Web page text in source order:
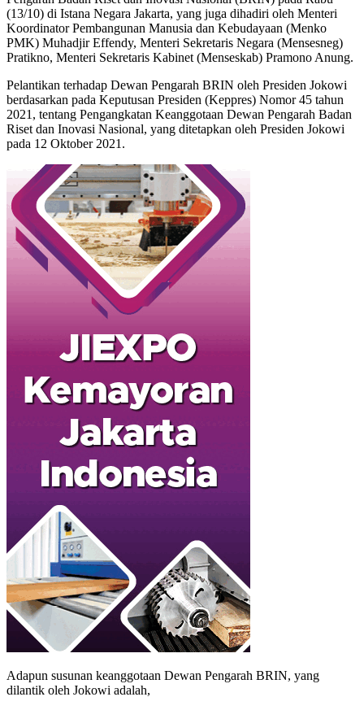
(13/10) di Istana Negara Jakarta, yang juga dihadiri oleh Menteri
Koordinator Pembangunan Manusia dan Kebudayaan (Menko
PMK) Muhadjir Effendy, Menteri Sekretaris Negara (Mensesneg)
Pratikno, Menteri Sekretaris Kabinet (Menseskab) Pramono Anung.
Pelantikan terhadap Dewan Pengarah BRIN oleh Presiden Jokowi
berdasarkan pada Keputusan Presiden (Keppres) Nomor 45 tahun
2021, tentang Pengangkatan Keanggotaan Dewan Pengarah Badan
Riset dan Inovasi Nasional, yang ditetapkan oleh Presiden Jokowi
pada 12 Oktober 2021.
Adapun susunan keanggotaan Dewan Pengarah BRIN, yang
dilantik oleh Jokowi adalah,